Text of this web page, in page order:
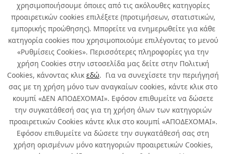
χρησιμοποιήσουμε όποιες από τις ακόλουθες κατηγορίες
προαιρετικών cookies επιλέξετε (προτιμήσεων, στατιστικών,
εμπορικής προώθησης). Μπορείτε να ενημερωθείτε για κάθε
κατηγορία cookies που χρησιμοποιούμε επιλέγοντας το μενού
«Ρυθμίσεις Cookies». Περισσότερες πληροφορίες για την
χρήση Cookies στην ιστοσελίδα μας δείτε στην Πολιτική
Cookies, κάνοντας κλικ εδώ. Για να συνεχίσετε την περιήγησή
σας με τη χρήση μόνο των αναγκαίων cookies, κάντε κλικ στο
κουμπί «ΔΕΝ ΑΠΟΔΕΧΟΜΑΙ». Εφόσον επιθυμείτε να δώσετε
την συγκατάθεσή σας για τη χρήση όλων των κατηγοριών
προαιρετικών Cookies κάντε κλικ στο κουμπί «ΑΠΟΔΕΧΟΜΑΙ».
Εφόσον επιθυμείτε να δώσετε την συγκατάθεσή σας στη
χρήση ορισμένων μόνο κατηγοριών προαιρετικών Cookies,
κωδ. 248068321
6τμχ/ συσκευασία
Άμεσα Διαθέσιμο
Σχετικά με εμάς
Χρήσιμα